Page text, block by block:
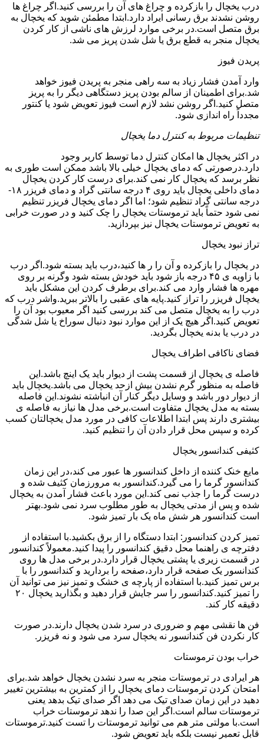
درب یخچال را بازکرده و چراغ های آن را بررسی کنید.اگر چراغ ها
روشن نشدند برق رسانی ایراد دارد.ابتدا مطمئن شوید که یخچال به
برق متصل است.در برخی موارد لرزش های ناشی از کار کردن
یخچال منجر به قطع برق یا شل شدن پریز می شد.
پریدن فیوز
وارد آمدن فشار زیاد به سه راهی منجر به پریدن فیوز خواهد
شد.برای اطمینان از سالم بودن پریز دستگاهی دیگر را به پریز
متصل کنید.اگر روشن نشد لازم است فیوز تعویض شود یا کنتور
مجدداً راه اندازی شود.
تنظیمات مربوط به کنترل دما یخچال
در اکثر یخچال ها امکان کنترل دما توسط کاربر وجود
دارد.درصورتی که دمای یخچال خیلی بالا باشد ممکن است طوری به
نظر برسد که یخچال کار نمی کند.برای درست کار کردن یخچال
دمای داخلی یخچال باید روی ۴ درجه سانتی گراد و دمای فریزر ۱۸-
درجه سانتی گراد تنظیم شود؛ اما اگر دمای یخچال فریزر تنظیم
نمی شود حتماً باید ترموستات یخچال را چک کنید و در صورت خرابی
به تعویض ترموستات یخچال نیز بپردازید.
تراز نبود یخچال
در یخچال را بازکرده و آن را ر ها کنید،درب باید بسته شود.اگر درب
با زاویه ی ۴۵ درجه باز شود باید خودش بسته شود وگرنه بر روی
مهره ها فشار وارد می کند.برای برطرف کردن این مشکل باید
یخچال فریزر را تراز کنید.پایه های عقبی را بالاتر ببرید.واشر درب که
درب را به یخچال متصل می کند بررسی کنید اگر معیوب بود آن را
تعویض کنید.اگر هیچ یک از این موارد نبود دنبال سوراخ یا شل شدگی
در درب یا بدنه یخچال بگردید.
فضای ناکافی اطراف یخچال
فاصله ی یخچال از قسمت پشت از دیوار باید یک اینچ باشد.این
فاصله به منظور گرم نشدن بیش ازحد یخچال می باشد.یخچال باید
از دیوار دور باشد و وسایل دیگر کنار آن انباشته نشوند.این فاصله
بسته به مدل یخچال متفاوت است.برخی مدل ها نیاز به فاصله ی
بیشتری دارند پس ابتدا اطلاعات کافی در مورد مدل یخچالتان کسب
کرده و سپس محل قرار دادن آن را تنظیم کنید.
کثیفی کندانسور یخچال
مایع خنک کننده از داخل کندانسور ها عبور می کند،در این زمان
کندانسور گرما را می گیرد.کندانسور به مرورزمان کثیف شده و
درست گرما را جذب نمی کند.این مورد باعث فشار آمدن به یخچال
شده و پس از مدتی یخچال به طور مطلوب سرد نمی شود.بهتر
است کندانسور هر شش ماه یک بار تمیز شود.
تمیز کردن کندانسور: ابتدا دستگاه را از برق بکشید.با استفاده از
دفترچه ی راهنما محل دقیق کندانسور را پیدا کنید.معمولاً کندانسور
در قسمت زیری یا پشتی یخچال قرار دارد.در برخی مدل ها روی
کندانسور یک صفحه قرار دارد،صفحه را بردارید و کندانسور را با
برس تمیز کنید.با استفاده از پارچه ی خشک و تمیز نیز می توانید آن
را تمیز کنید.کندانسور را سر جایش قرار دهید و بگذارید یخچال ۲۰
دقیقه کار کند.
فن ها نقشی مهم و ضروری در سرد شدن یخچال دارند.در صورت
کار نکردن فن کندانسور نه یخچال سرد می شود و نه فریزر.
خراب بودن ترموستات
هر ایرادی در ترموستات منجر به سرد نشدن یخچال خواهد شد.برای
امتحان کردن ترموستات دمای یخچال را از کمترین به بیشترین تغییر
دهید در این زمان صدای تیک می دهد اگر صدای تیک بدهد یعنی
ترموستات سالم است.اگر این صدا را ندهد ترموستات خراب
است.با مولتی متر هم می توانید ترموستات را تست کنید.ترموستات
قابل تعمیر نیست بلکه باید تعویض شود.